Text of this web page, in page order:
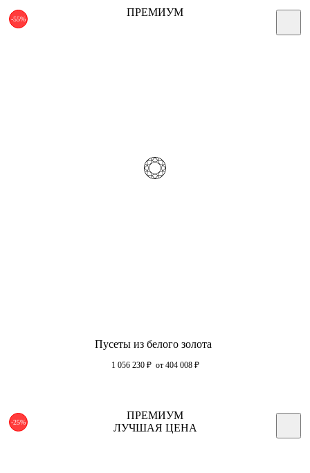
-55%
ПРЕМИУМ
Пусеты из белого золота
1 056 230 ₽ от 404 008 ₽
-25%
ПРЕМИУМ
ЛУЧШАЯ ЦЕНА